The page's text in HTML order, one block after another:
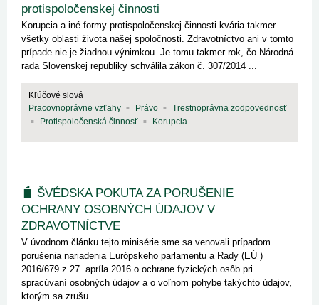
protispoločenskej činnosti
Korupcia a iné formy protispoločenskej činnosti kvária takmer
všetky oblasti života našej spoločnosti. Zdravotníctvo ani v tomto
prípade nie je žiadnou výnimkou. Je tomu takmer rok, čo Národná
rada Slovenskej republiky schválila zákon č. 307/2014 ...
Kľúčové slová
Pracovnoprávne vzťahy
Právo
Trestnoprávna zodpovednosť
Protispoločenská činnosť
Korupcia
ŠVÉDSKA POKUTA ZA PORUŠENIE
OCHRANY OSOBNÝCH ÚDAJOV V
ZDRAVOTNÍCTVE
V úvodnom článku tejto minisérie sme sa venovali prípadom
porušenia nariadenia Európskeho parlamentu a Rady (EÚ )
2016/679 z 27. apríla 2016 o ochrane fyzických osôb pri
spracúvaní osobných údajov a o voľnom pohybe takýchto údajov,
ktorým sa zrušu...